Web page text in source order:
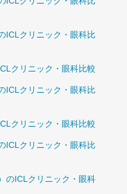
ICLクリニック・眼科比
クリニック・眼科比較
ICLクリニック・眼科比
クリニック・眼科比較
ICLクリニック・眼科比
のICLクリニック・眼科